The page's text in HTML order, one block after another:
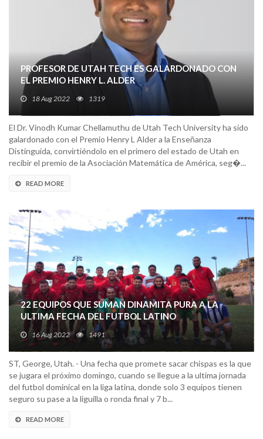
PROFESOR DE UTAH TECH ES GALARDONADO CON
EL PREMIO HENRY L. ALDER
18 Aug 2022 1319
El Dr. Vinodh Kumar Chellamuthu de Utah Tech University ha sido
galardonado con el Premio Henry L Alder a la Enseñanza
Distinguida, convirtiéndolo en el primero del estado de Utah en
recibir el premio de la Asociación Matemática de América, seg�...
READ MORE
22 EQUIPOS QUE SUMAN DINAMITA PURA A LA
ULTIMA FECHA DEL FUTBOL LATINO
16 Aug 2022 1491
ST, George, Utah. - Una fecha que promete sacar chispas es la que
se jugara el próximo domingo, cuando se llegue a la ultima jornada
del futbol dominical en la liga latina, donde solo 3 equipos tienen
seguro su pase a la liguilla o ronda final y 7 b...
READ MORE